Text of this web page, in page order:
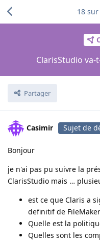
ClarisStudio va-
Partager
18 sur
Casimir Sujet de
Bonjour
je n'ai pas pu suivre la
ClarisStudio mais …
est ce que Claris a
definitif de
Quelle est la
Quelles sont les